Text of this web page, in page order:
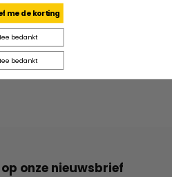
onze nieuwsbrief
me de korting
bedankt
bedankt